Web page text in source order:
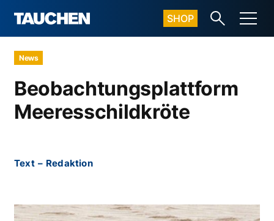
SHOP
News
Beobachtungsplattform
Meeresschildkröte
Text – Redaktion